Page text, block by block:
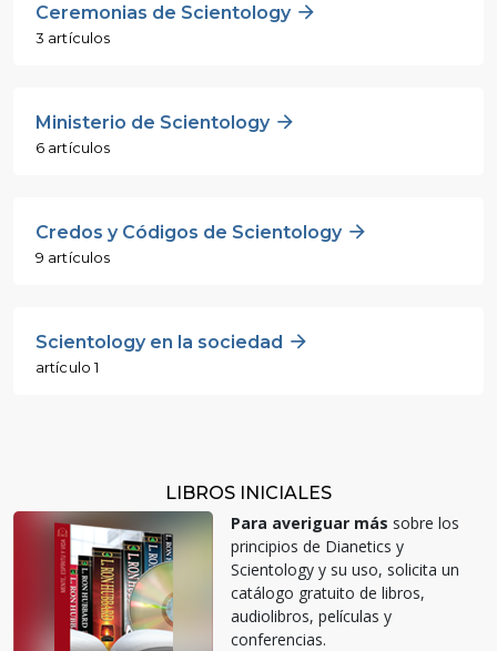
Ceremonias de Scientology
3 artículos
Ministerio de Scientology
6 artículos
Credos y Códigos de Scientology
9 artículos
Scientology en la sociedad
artículo 1
LIBROS INICIALES
Para averiguar más sobre los
principios de Dianetics y
Scientology y su uso, solicita un
catálogo gratuito de libros,
audiolibros, películas y
conferencias.